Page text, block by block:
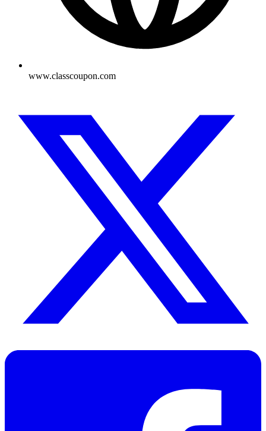
www.classcoupon.com